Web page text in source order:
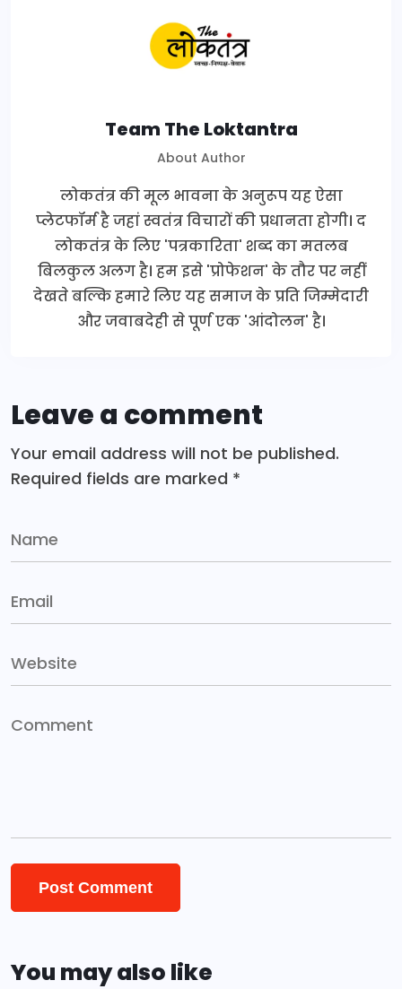
Team The Loktantra
About Author
लोकतंत्र की मूल भावना के अनुरूप यह ऐसा
प्लेटफॉर्म है जहां स्वतंत्र विचारों की प्रधानता होगी। द
लोकतंत्र के लिए 'पत्रकारिता' शब्द का मतलब
बिलकुल अलग है। हम इसे 'प्रोफेशन' के तौर पर नहीं
देखते बल्कि हमारे लिए यह समाज के प्रति जिम्मेदारी
और जवाबदेही से पूर्ण एक 'आंदोलन' है।
Leave a comment
Your email address will not be published.
Required fields are marked *
You may also like